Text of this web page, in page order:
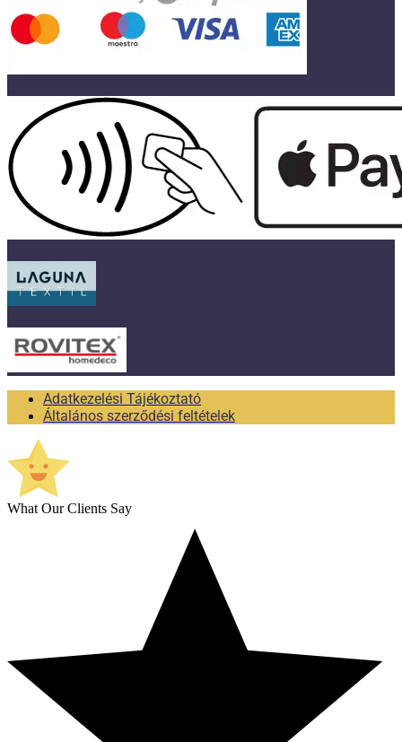
Adatkezelési Tájékoztató
Általános szerződési feltételek
What Our Clients Say